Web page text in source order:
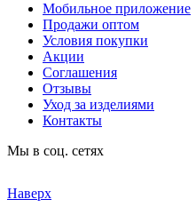
Мобильное приложение
Продажи оптом
Условия покупки
Акции
Соглашения
Отзывы
Уход за изделиями
Контакты
Мы в соц. сетях
Наверх